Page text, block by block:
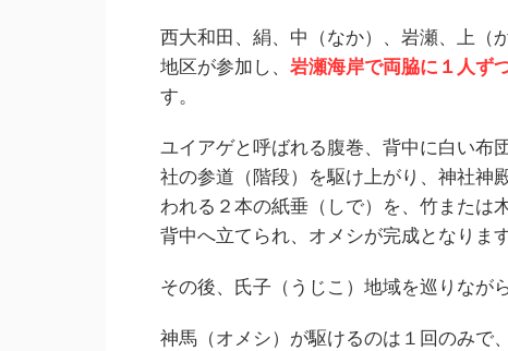
西大和田、絹、中（なか）、岩瀬、上（
地区が参加し、 岩瀬海岸で両脇に１人ず
す。
ユイアゲと呼ばれる腹巻、背中に白い布
社の参道（階段）を駆け上がり、神社神
われる２本の紙垂（しで）を、竹または
背中へ立てられ、オメシが完成となります
その後、氏子（うじこ）地域を巡りなが
神馬（オメシ）が駆けるのは１回のみで